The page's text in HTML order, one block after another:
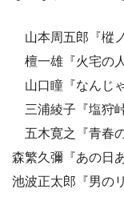
山本周五郎『樅
檀一雄『火宅の人
山口瞳『なんじ
三浦綾子『塩狩峠
五木寛之『青春
森繁久彌『あの日
池波正太郎『男の